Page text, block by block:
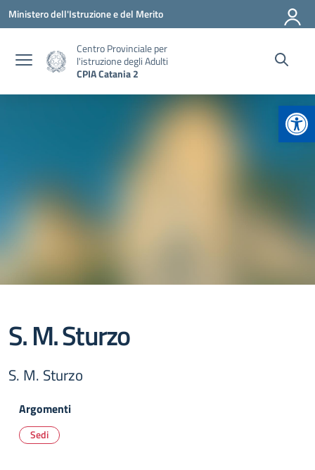
Vai ai contenuti
Vai al menu di navigazione
Vai al footer
Ministero dell'Istruzione e del Merito
Centro Provinciale per
l'istruzione degli Adulti
CPIA Catania 2
S. M. Sturzo
S. M. Sturzo
Argomenti
Sedi